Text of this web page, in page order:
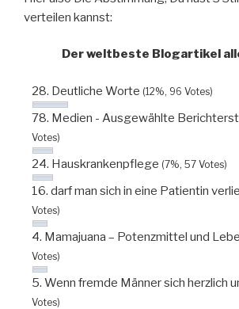
verteilen kannst:
Der weltbeste Blogartikel
28. Deutliche Worte (12%, 96 Votes)
78. Medien - Ausgewählte
Votes)
24. Hauskrankenpflege (7%, 57 Votes)
16. darf man sich in eine Patientin
Votes)
4. Mamajuana – Potenzmittel und
Votes)
5. Wenn fremde Männer sich herzlich
Votes)